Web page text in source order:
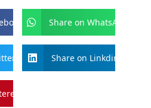
Share on WhatsApp
Share on Linkdin